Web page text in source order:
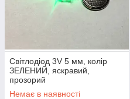
Світлодіод 3V 5 мм, колір
ЗЕЛЕНИЙ, яскравий,
прозорий
Немає в наявності